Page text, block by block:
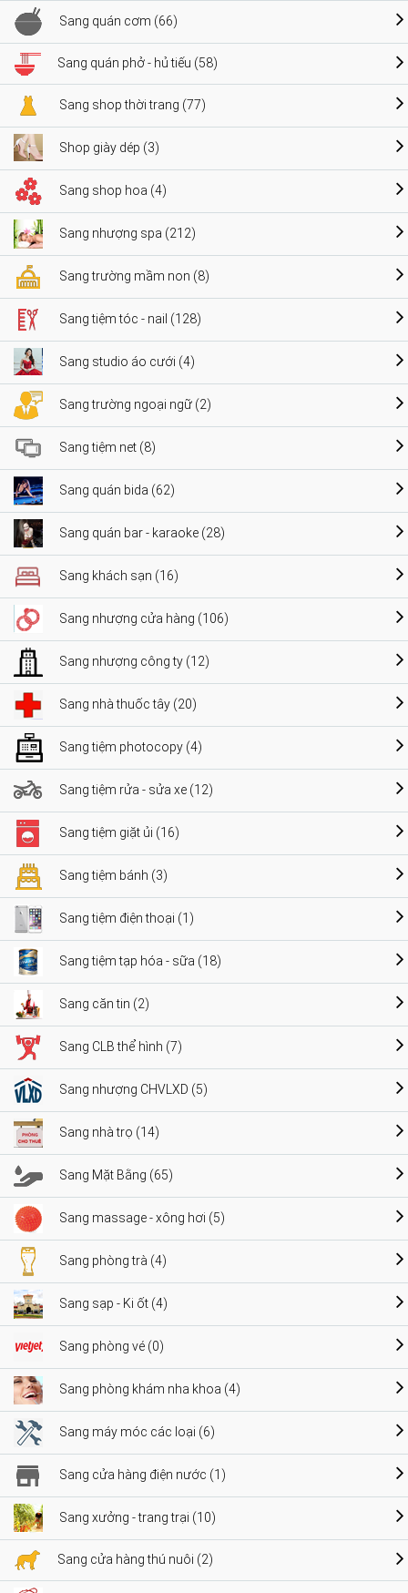
Sang quán cơm (66)
Sang quán phở - hủ tiếu (58)
Sang shop thời trang (77)
Shop giày dép (3)
Sang shop hoa (4)
Sang nhượng spa (212)
Sang trường mầm non (8)
Sang tiệm tóc - nail (128)
Sang studio áo cưới (4)
Sang trường ngoại ngữ (2)
Sang tiệm net (8)
Sang quán bida (62)
Sang quán bar - karaoke (28)
Sang khách sạn (16)
Sang nhượng cửa hàng (106)
Sang nhượng công ty (12)
Sang nhà thuốc tây (20)
Sang tiệm photocopy (4)
Sang tiệm rửa - sửa xe (12)
Sang tiệm giặt ủi (16)
Sang tiệm bánh (3)
Sang tiệm điện thoại (1)
Sang tiệm tạp hóa - sữa (18)
Sang căn tin (2)
Sang CLB thể hình (7)
Sang nhượng CHVLXD (5)
Sang nhà trọ (14)
Sang Mặt Bằng (65)
Sang massage - xông hơi (5)
Sang phòng trà (4)
Sang sạp - Ki ốt (4)
Sang phòng vé (0)
Sang phòng khám nha khoa (4)
Sang máy móc các loại (6)
Sang cửa hàng điện nước (1)
Sang xưởng - trang trại (10)
Sang cửa hàng thú nuôi (2)